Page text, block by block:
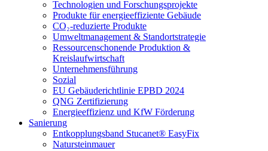
Technologien und Forschungsprojekte
Produkte für energieeffiziente Gebäude
CO₂-reduzierte Produkte
Umweltmanagement & Standortstrategie
Ressourcenschonende Produktion &
Kreislaufwirtschaft
Unternehmensführung
Sozial
EU Gebäuderichtlinie EPBD 2024
QNG Zertifizierung
Energieeffizienz und KfW Förderung
Sanierung
Entkopplungsband Stucanet® EasyFix
Natursteinmauer